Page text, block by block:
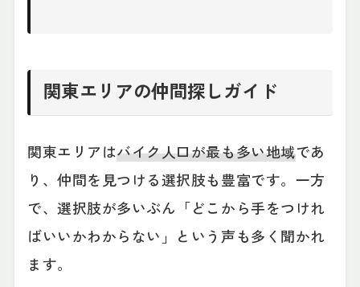
関東エリアの仲間探しガイド
関東エリアはバイク人口が最も多い地域であ
り、仲間を見つける選択肢も豊富です。一方
で、選択肢が多いぶん「どこから手をつけれ
ばいいかわからない」という声も多く聞かれ
ます。